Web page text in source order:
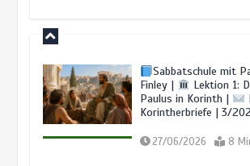
in der letzten Zeit: Licht in dunkler Welt
Finley |
Lektion 1:
Paulus in Korinth |
Korintherbriefe | 3/
Lektion 4: Sünde in